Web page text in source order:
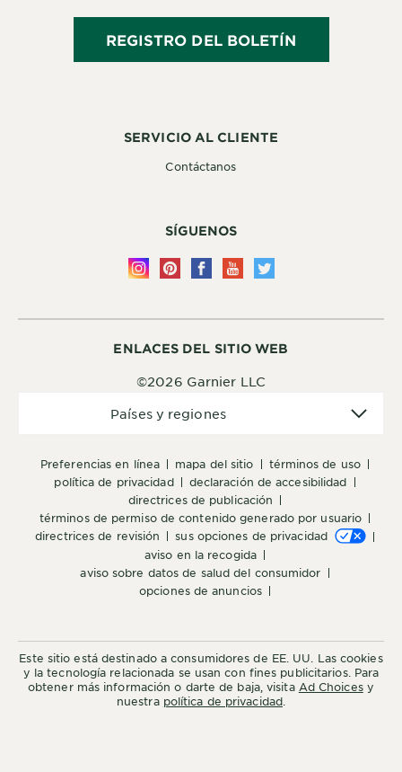
ENLACES DEL SITIO WEB
preferencias en línea mapa del sitio
términos de uso
política de privacidad
declaración de accesibilidad
directrices de publicación
términos de permiso de contenido generado por usuario
directrices de revisión
sus opciones de privacidad
aviso en la recogida
aviso sobre datos de salud del consumidor
opciones de anuncios
©2026 Garnier LLC
Países y regiones
SERVICIO AL CLIENTE
Contáctanos
SÍGUENOS
REGISTRO DEL BOLETÍN
Este sitio está destinado a consumidores de EE. UU. Las cookies
y la tecnología relacionada se usan con fines publicitarios. Para
obtener más información o darte de baja, visita Ad Choicesy
nuestra política de privacidad.